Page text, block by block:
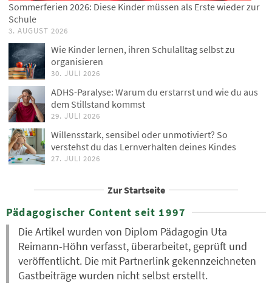
Sommerferien 2026: Diese Kinder müssen als Erste wieder zur
Schule
3. AUGUST 2026
Wie Kinder lernen, ihren Schulalltag selbst zu
organisieren
30. JULI 2026
ADHS-Paralyse: Warum du erstarrst und wie du aus
dem Stillstand kommst
29. JULI 2026
Willensstark, sensibel oder unmotiviert? So
verstehst du das Lernverhalten deines Kindes
27. JULI 2026
Zur Startseite
Pädagogischer Content seit 1997
Die Artikel wurden von Diplom Pädagogin Uta
Reimann-Höhn verfasst, überarbeitet, geprüft und
veröffentlicht. Die mit Partnerlink gekennzeichneten
Gastbeiträge wurden nicht selbst erstellt.